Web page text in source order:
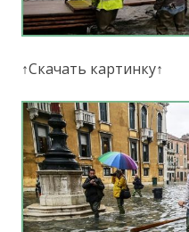
↑Скачать картинку↑